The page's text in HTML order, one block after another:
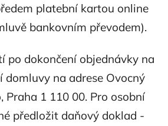
platební kartou online
bankovním převodem).
po dokončení objednávky na
domluvy na adrese Ovocný
Praha 1 110 00. Pro osobní
předložit daňový doklad -